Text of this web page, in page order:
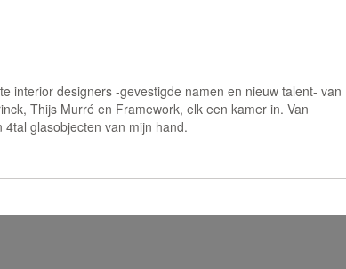
interior designers -gevestigde namen en nieuw talent- van
Thijs Murré en Framework, elk een kamer in. Van
glasobjecten van mijn hand.